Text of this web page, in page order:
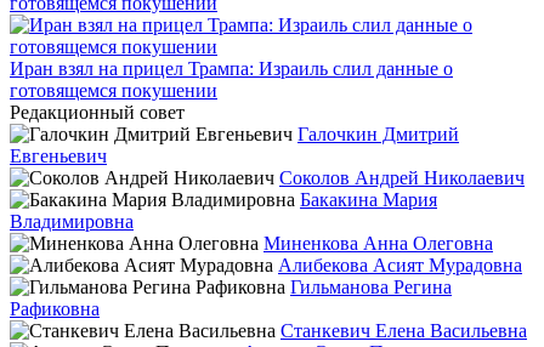
Иран взял на прицел Трампа: Израиль слил данные о
готовящемся покушении
Редакционный совет
Галочкин Дмитрий
Евгеньевич
Соколов Андрей Николаевич
Бакакина Мария
Владимировна
Миненкова Анна Олеговна
Алибекова Асият Мурадовна
Гильманова Регина
Рафиковна
Станкевич Елена Васильевна